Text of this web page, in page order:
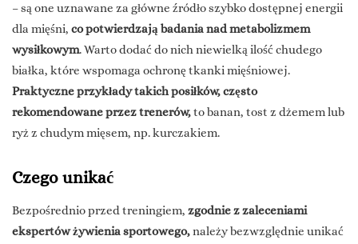
– są one uznawane za główne źródło szybko dostępnej energii
dla mięśni, co potwierdzają badania nad metabolizmem
wysiłkowym. Warto dodać do nich niewielką ilość chudego
białka, które wspomaga ochronę tkanki mięśniowej.
Praktyczne przykłady takich posiłków, często
rekomendowane przez trenerów,to banan, tost z dżemem lub
ryż z chudym mięsem, np. kurczakiem.
Czego unikać
Bezpośrednio przed treningiem, zgodnie z zaleceniami
ekspertów żywienia sportowego,należy bezwzględnie unikać